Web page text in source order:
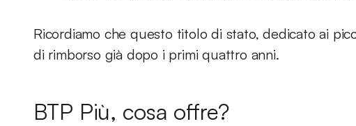
Ricordiamo che questo titolo di stato, dedicato ai
di rimborso già dopo i primi quattro anni.
BTP Più, cosa offre?